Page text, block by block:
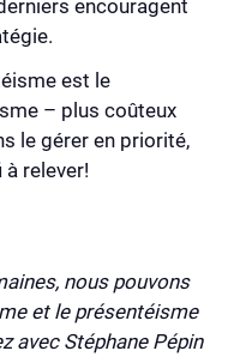
encouragent
est le
– plus coûteux
le gérer en priorité,
à relever!
nous pouvons
et le présentéisme
avec Stéphane Pépin